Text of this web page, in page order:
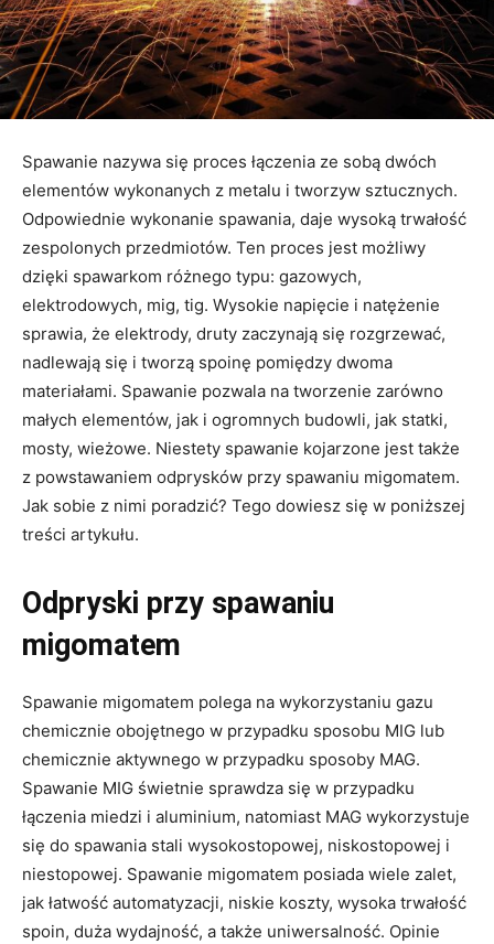
Spawanie nazywa się proces łączenia ze sobą dwóch
elementów wykonanych z metalu i tworzyw sztucznych.
Odpowiednie wykonanie spawania, daje wysoką trwałość
zespolonych przedmiotów. Ten proces jest możliwy
dzięki spawarkom różnego typu: gazowych,
elektrodowych, mig, tig. Wysokie napięcie i natężenie
sprawia, że elektrody, druty zaczynają się rozgrzewać,
nadlewają się i tworzą spoinę pomiędzy dwoma
materiałami. Spawanie pozwala na tworzenie zarówno
małych elementów, jak i ogromnych budowli, jak statki,
mosty, wieżowe. Niestety spawanie kojarzone jest także
z powstawaniem odprysków przy spawaniu migomatem.
Jak sobie z nimi poradzić? Tego dowiesz się w poniższej
treści artykułu.
Odpryski przy spawaniu
migomatem
Spawanie migomatem polega na wykorzystaniu gazu
chemicznie obojętnego w przypadku sposobu MIG lub
chemicznie aktywnego w przypadku sposoby MAG.
Spawanie MIG świetnie sprawdza się w przypadku
łączenia miedzi i aluminium, natomiast MAG wykorzystuje
się do spawania stali wysokostopowej, niskostopowej i
niestopowej. Spawanie migomatem posiada wiele zalet,
jak łatwość automatyzacji, niskie koszty, wysoka trwałość
spoin, duża wydajność, a także uniwersalność. Opinie